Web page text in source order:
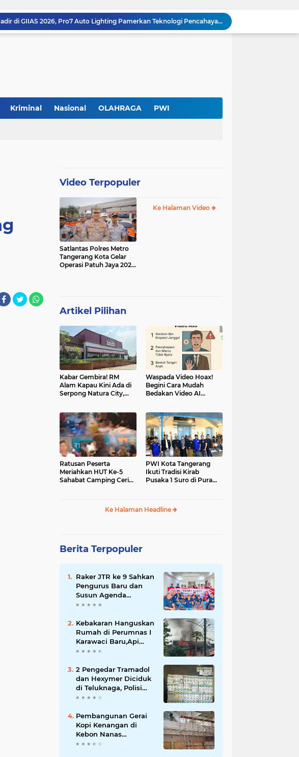
Hadir di GIIAS 2026, Pro7 Auto Lighting Pamerkan Teknologi Pencahayaan Kendaraan Premium
Terendus Dugaan Pungli Pengurusan PM1,Kades Buaran Bambu Minta 60 Juta
Larangan Kabel Udara Berlaku, Aktivitas PT Davon Media Teknologi di Karawaci Jadi Sorotan
Kriminal Nasional OLAHRAGA PWI
Video Terpopuler
Satlantas Polres Metro
Tangerang Kota Gelar
Operasi Patuh Jaya 2025,
Ke Halaman Video
Artikel Pilihan
Kabar Gembira! RM
Alam Kapau Kini Ada di
Serpong Natura City,
Waspada Video Hoax!
Begini Cara Mudah
Bedakan Video AI
Ratusan Peserta
Meriahkan HUT Ke-5
Sahabat Camping Ceria,
PWI Kota Tangerang
Ikuti Tradisi Kirab
Pusaka 1 Suro di Pura
Ke Halaman Headline
Berita Terpopuler
Raker JTR ke 9 Sahkan
Pengurus Baru dan
Susun Agenda
Strategis 2026
Kebakaran Hanguskan
Rumah di Perumnas I
Karawaci Baru,Api
Diduga dari Ledakan
2 Pengedar Tramadol
dan Hexymer Diciduk
di Teluknaga, Polisi
Amankan Ratusan Pil
Pembangunan Gerai
Kopi Kenangan di
Kebon Nanas
Disorot,Warga